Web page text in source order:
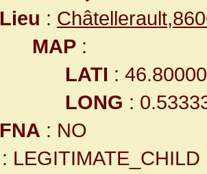
Lieu :
MAP :
LATI :
LONG :
FNA : NO
: LEGITIMATE_CHILD